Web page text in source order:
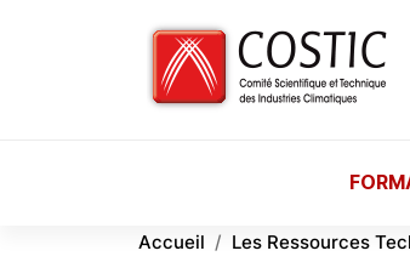
Accueil Les Ressources